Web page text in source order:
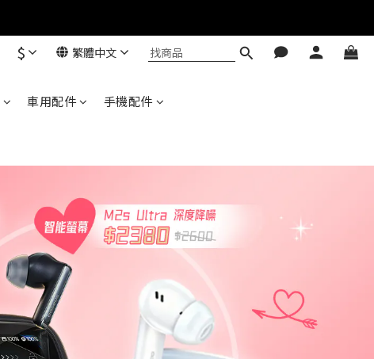
$ 繁體中文
車用配件
手機配件
Baseus 小獅助理
您好，我是 Baseus 小獅助理。我可以協助查詢
客服也可以直接留言。
真人客服時間 09:00-17:00